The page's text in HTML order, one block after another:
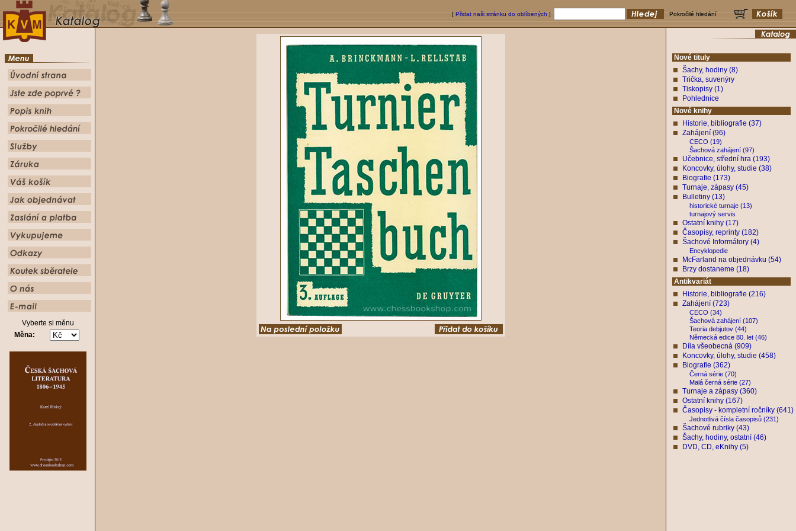
[ Přidat naši stránku do oblíbených ] Pokročilé hledání
Vyberte si měnu
Měna:
Nové tituly
Šachy, hodiny (8)
Trička, suvenýry
Tiskopisy (1)
Pohlednice
Nové knihy
Historie, bibliografie (37)
Zahájení (96)
CECO (19)
Šachová zahájení (97)
Učebnice, střední hra (193)
Koncovky, úlohy, studie (38)
Biografie (173)
Turnaje, zápasy (45)
Bulletiny (13)
historické turnaje (13)
turnajový servis
Ostatní knihy (17)
Časopisy, reprinty (182)
Šachové Informátory (4)
Encyklopedie
McFarland na objednávku (54)
Brzy dostaneme (18)
Antikvariát
Historie, bibliografie (216)
Zahájení (723)
CECO (34)
Šachová zahájení (107)
Teoria debjutov (44)
Německá edice 80. let (46)
Díla všeobecná (909)
Koncovky, úlohy, studie (458)
Biografie (362)
Černá série (70)
Malá černá série (27)
Turnaje a zápasy (360)
Ostatní knihy (167)
Časopisy - kompletní ročníky (641)
Jednotlivá čísla časopisů (231)
Šachové rubriky (43)
Šachy, hodiny, ostatní (46)
DVD, CD, eKnihy (5)